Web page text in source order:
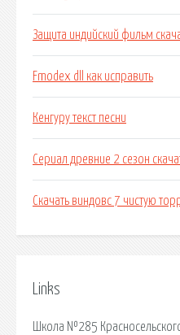
Защита индийский фильм
Fmodex dll как исправить
Кенгуру текст песни
Сериал древние 2 сезон
Скачать виндовс 7 чистую
Links
Школа №285